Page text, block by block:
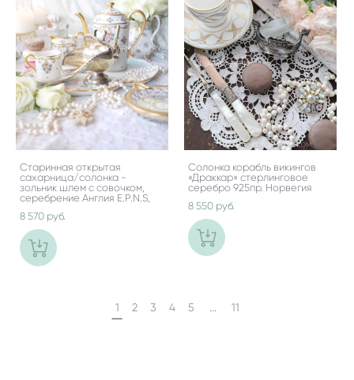
Старинная открытая
сахарница/солонка -
зольник шлем с совочком,
серебрение Англия E.P.N.S,
8 570 pуб.
Солонка корабль викингов
«Драккар» стерлинговое
серебро 925пр. Норвегия
8 550 pуб.
1 2 3 4 5 ... 11